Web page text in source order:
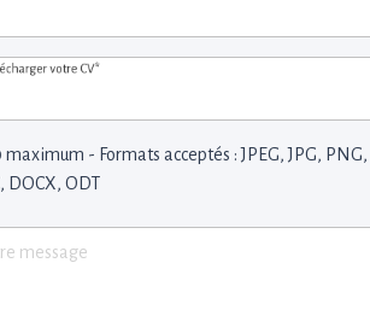
votre CV*
maximum - Formats acceptés : JPEG, JPG, PNG,
DOCX, ODT